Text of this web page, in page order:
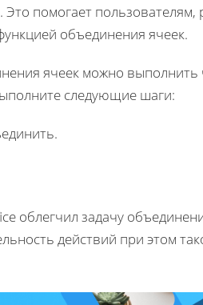
помогает
объединения ячеек.
ячеек можно
следующие шаги:
облегчил задачу
действий при этом